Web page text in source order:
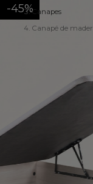
Canapes
Canapé de
-45%